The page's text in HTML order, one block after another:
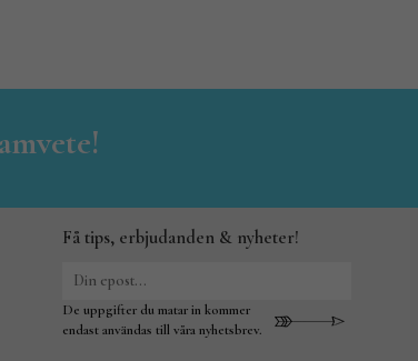
Få tips, erbjudanden & nyheter!
De uppgifter du matar in kommer
endast användas till våra nyhetsbrev.